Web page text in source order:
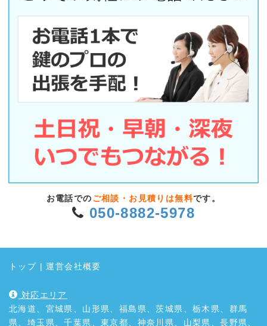
お電話での ご相談・お見積りは無料です。
050-8882-5978
トップ |運営会社概要
対応エリア
北海道、宮城県、山形県、福島県、茨城県、栃木県、群馬
県、埼玉県、千葉県、東京都、神奈川県、山梨県、長野県、